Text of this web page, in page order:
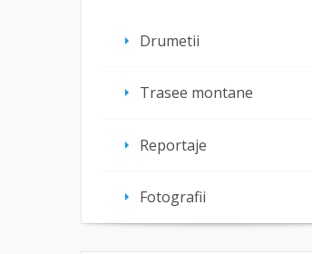
Drumetii
Trasee montane
Reportaje
Fotografii